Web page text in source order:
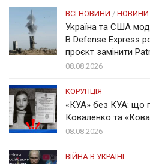
ВСІ НОВИНИ / НОВИНИ
Україна та США
В Defense Express
проєкт замінити
08.08.2026
КОРУПЦІЯ
«КУА» без КУА: що
Коваленко та
08.08.2026
ВІЙНА В УКРАЇНІ